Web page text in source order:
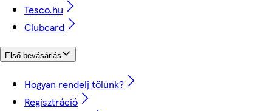
Tesco.hu
Clubcard
Első bevásárlás
Hogyan rendelj tőlünk?
Regisztráció